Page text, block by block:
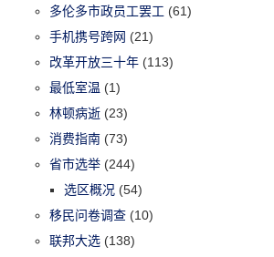
多伦多市政员工罢工 (61)
手机携号跨网 (21)
改革开放三十年 (113)
最低室温 (1)
林顿病逝 (23)
消费指南 (73)
省市选举 (244)
选区概况 (54)
移民问卷调查 (10)
联邦大选 (138)